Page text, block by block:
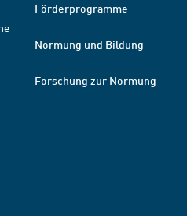
Förderprogramme
Normung und Bildung
Forschung zur Normung